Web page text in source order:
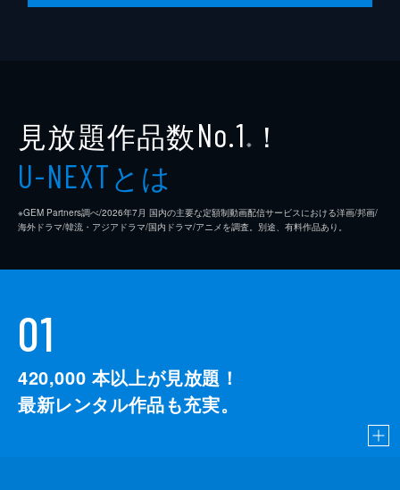
見放題作品数No.1 ※ ！
U-NEXTとは
※GEM Partners調べ/2026年7⽉ 国内の主要な定額制動画配信サービスにおける洋画/邦画/
海外ドラマ/韓流・アジアドラマ/国内ドラマ/アニメを調査。別途、有料作品あり。
01
420,000 本以上が見放題！
最新レンタル作品も充実。